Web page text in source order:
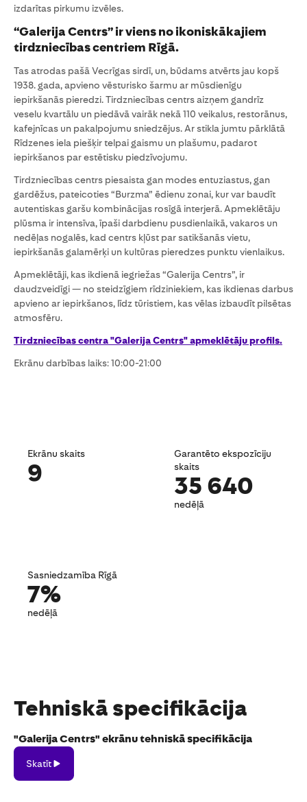
izdarītas pirkumu izvēles.
“Galerija Centrs” ir viens no ikoniskākajiem
tirdzniecības centriem Rīgā.
Tas atrodas pašā Vecrīgas sirdī, un, būdams atvērts jau kopš
1938. gada, apvieno vēsturisko šarmu ar mūsdienīgu
iepirkšanās pieredzi. Tirdzniecības centrs aizņem gandrīz
veselu kvartālu un piedāvā vairāk nekā 110 veikalus, restorānus,
kafejnīcas un pakalpojumu sniedzējus. Ar stikla jumtu pārklātā
Rīdzenes iela piešķir telpai gaismu un plašumu, padarot
iepirkšanos par estētisku piedzīvojumu.
Tirdzniecības centrs piesaista gan modes entuziastus, gan
gardēžus, pateicoties “Burzma” ēdienu zonai, kur var baudīt
autentiskas garšu kombinācijas rosīgā interjerā. Apmeklētāju
plūsma ir intensīva, īpaši darbdienu pusdienlaikā, vakaros un
nedēļas nogalēs, kad centrs kļūst par satikšanās vietu,
iepirkšanās galamērķi un kultūras pieredzes punktu vienlaikus.
Apmeklētāji, kas ikdienā iegriežas “Galerija Centrs”, ir
daudzveidīgi — no steidzīgiem rīdziniekiem, kas ikdienas darbus
apvieno ar iepirkšanos, līdz tūristiem, kas vēlas izbaudīt pilsētas
atmosfēru.
Tirdzniecības centra "Galerija Centrs" apmeklētāju profils.
Ekrānu darbības laiks: 10:00-21:00
Ekrānu skaits
9
Garantēto ekspozīciju
skaits
35 640
nedēļā
Sasniedzamība Rīgā
7%
nedēļā
Tehniskā specifikācija
"Galerija Centrs" ekrānu tehniskā specifikācija
Skatīt